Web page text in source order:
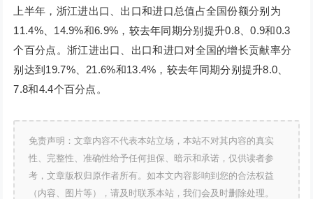
上半年，浙江进出口、出口和进口总值占全国份额分别为
11.4%、14.9%和6.9%，较去年同期分别提升0.8、0.9和0.3
个百分点。浙江进出口、出口和进口对全国的增长贡献率分
别达到19.7%、21.6%和13.4%，较去年同期分别提升8.0、
7.8和4.4个百分点。
免责声明：文章内容不代表本站立场，本站不对其内容的真实
性、完整性、准确性给予任何担保、暗示和承诺，仅供读者参
考，文章版权归原作者所有。如本文内容影响到您的合法权益
（内容、图片等），请及时联系本站，我们会及时删除处理。